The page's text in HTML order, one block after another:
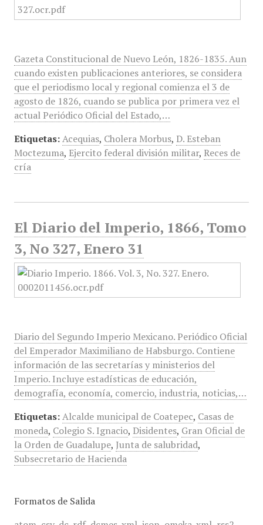
Gazeta Constitucional de Nuevo León, 1826-1835. Aun
cuando existen publicaciones anteriores, se considera
que el periodismo local y regional comienza el 3 de
agosto de 1826, cuando se publica por primera vez el
actual Periódico Oficial del Estado,…
Etiquetas: Acequias, Cholera Morbus, D. Esteban
Moctezuma, Ejercito federal división militar, Reces de
cría
El Diario del Imperio, 1866, Tomo
3, No 327, Enero 31
Diario del Segundo Imperio Mexicano. Periódico Oficial
del Emperador Maximiliano de Habsburgo. Contiene
información de las secretarías y ministerios del
Imperio. Incluye estadísticas de educación,
demografía, economía, comercio, industria, noticias,…
Etiquetas: Alcalde municipal de Coatepec, Casas de
moneda, Colegio S. Ignacio, Disidentes, Gran Oficial de
la Orden de Guadalupe, Junta de salubridad,
Subsecretario de Hacienda
Formatos de Salida